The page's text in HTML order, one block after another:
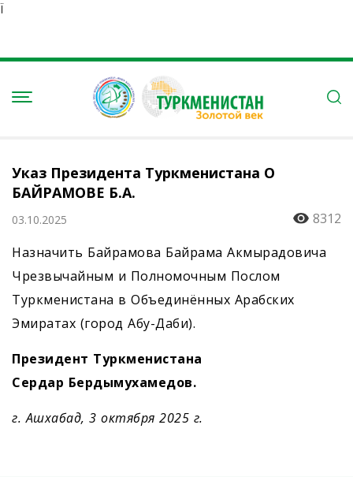
Ï
Указ Президента Туркменистана О
БАЙРАМОВЕ Б.А.
03.10.2025
8312
Назначить Байрамова Байрама Акмырадовича
Чрезвычайным и Полномочным Послом
Туркменистана в Объединённых Арабских
Эмиратах (город Абу-Даби).
Президент Туркменистана
Сердар Бердымухамедов.
г. Ашхабад, 3 октября 2025 г.